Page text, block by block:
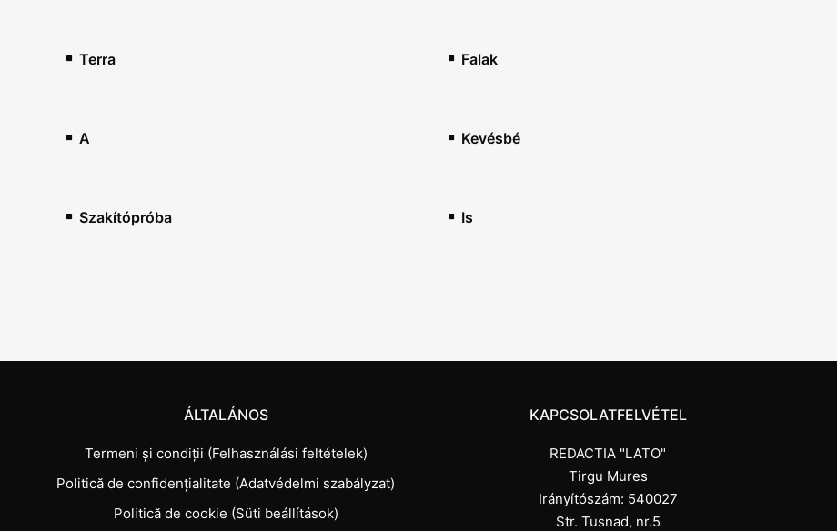
Terra Falak
A Kevésbé
Szakítópróba Is
ÁLTALÁNOS
Termeni și condiții (Felhasználási feltételek)
Politică de confidențialitate (Adatvédelmi szabályzat)
Politică de cookie (Süti beállítások)
KAPCSOLATFELVÉTEL
REDACTIA "LATO"
Tirgu Mures
Irányítószám: 540027
Str. Tusnad, nr.5